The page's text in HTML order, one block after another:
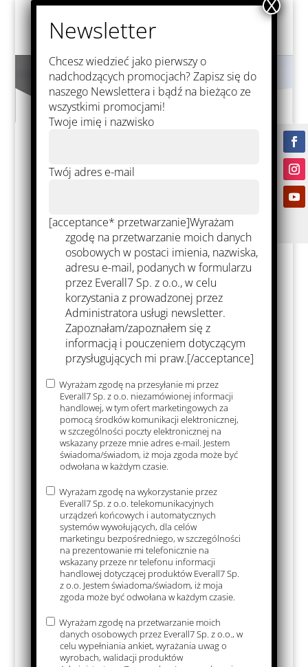
Chcesz wiedzieć jako pierwszy o
nadchodzących promocjach? Zapisz się do
naszego Newslettera i bądź na bieżąco ze
wszystkimi promocjami!
Twoje imię i nazwisko
Twój adres e-mail
[acceptance* przetwarzanie]Wyrażam
zgodę na przetwarzanie moich danych
osobowych w postaci imienia, nazwiska,
adresu e-mail, podanych w formularzu
przez Everall7 Sp. z o.o., w celu
korzystania z prowadzonej przez
Administratora usługi newsletter.
Zapoznałam/zapoznałem się z
informacją i pouczeniem dotyczącym
przysługujących mi praw.[/acceptance]
Wyrażam zgodę na przesyłanie mi przez
Everall7 Sp. z o.o. niezamówionej informacji
handlowej, w tym ofert marketingowych za
pomocą środków komunikacji elektronicznej,
w szczególności poczty elektronicznej na
wskazany przeze mnie adres e-mail. Jestem
świadoma/świadom, iż moja zgoda może być
odwołana w każdym czasie.
Wyrażam zgodę na wykorzystanie przez
Everall7 Sp. z o.o. telekomunikacyjnych
urządzeń końcowych i automatycznych
systemów wywołujących, dla celów
marketingu bezpośredniego, w szczególności
na prezentowanie mi telefonicznie na
wskazany przeze nr telefonu informacji
handlowej dotyczącej produktów Everall7 Sp.
z o.o. Jestem świadoma/świadom, iż moja
zgoda może być odwołana w każdym czasie.
Wyrażam zgodę na przetwarzanie moich
danych osobowych przez Everall7 Sp. z o.o., w
celu wypełniania ankiet, wyrażania uwag o
wyrobach, walidacji produktów